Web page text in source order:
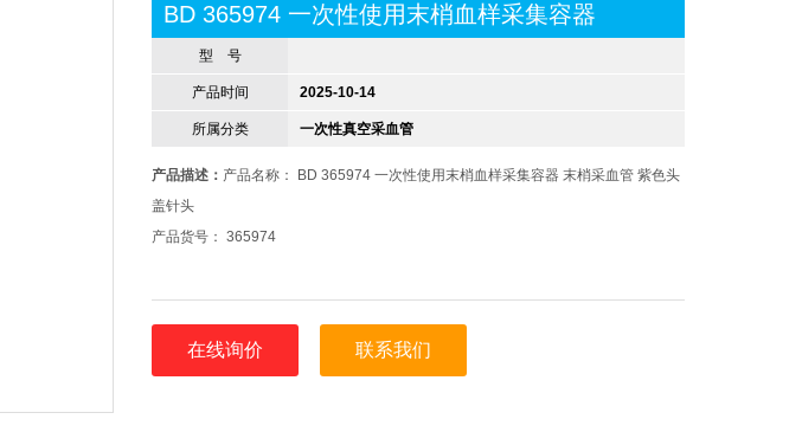
BD 365974 一次性使用末梢血样采集容器
型 号
产品时间 2025-10-14
所属分类 一次性真空采血管
产品描述： 产品名称： BD 365974 一次性使用末梢血样采集容器 末梢采血管 紫色头
盖针头
产品货号： 365974
在线询价 联系我们